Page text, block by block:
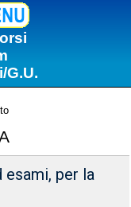
G.U.
per la